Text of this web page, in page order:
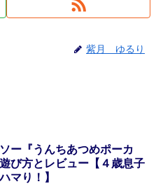
紫月 ゆるり
ー『うんちあつめポーカ
び方とレビュー【４歳息子
マり！】